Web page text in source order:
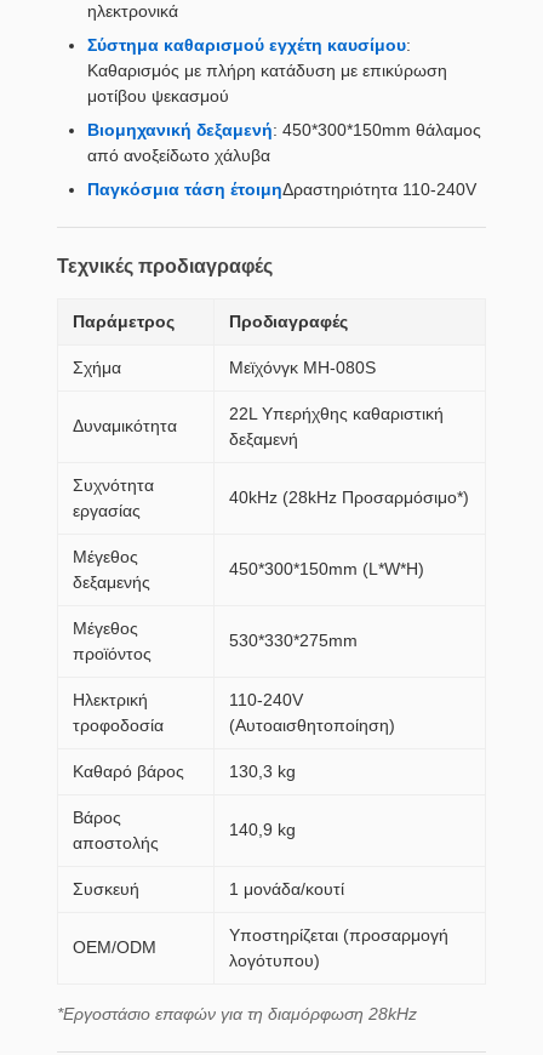
ηλεκτρονικά
Σύστημα καθαρισμού εγχέτη καυσίμου:
Καθαρισμός με πλήρη κατάδυση με επικύρωση
μοτίβου ψεκασμού
Βιομηχανική δεξαμενή: 450*300*150mm θάλαμος
από ανοξείδωτο χάλυβα
Παγκόσμια τάση έτοιμηΔραστηριότητα 110-240V
Τεχνικές προδιαγραφές
Παράμετρος Προδιαγραφές
Σχήμα Μεϊχόνγκ MH-080S
Δυναμικότητα
22L Υπερήχθης καθαριστική
δεξαμενή
Συχνότητα
εργασίας
40kHz (28kHz Προσαρμόσιμο*)
Μέγεθος
δεξαμενής
450*300*150mm (L*W*H)
Μέγεθος
προϊόντος
530*330*275mm
Ηλεκτρική
τροφοδοσία
110-240V
(Αυτοαισθητοποίηση)
Καθαρό βάρος 130,3 kg
Βάρος
αποστολής
140,9 kg
Συσκευή 1 μονάδα/κουτί
OEM/ODM
Υποστηρίζεται (προσαρμογή
λογότυπου)
*Εργοστάσιο επαφών για τη διαμόρφωση 28kHz